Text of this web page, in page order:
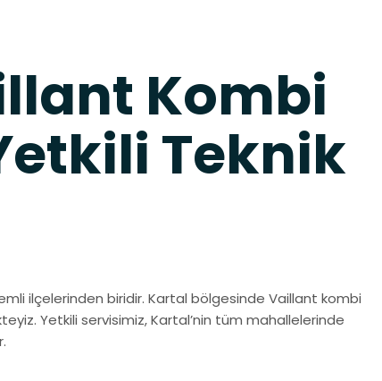
Kombi
Teknik
ilçelerinden biridir. Kartal bölgesinde Vaillant kombi
Yetkili servisimiz, Kartal’nin tüm mahallelerinde